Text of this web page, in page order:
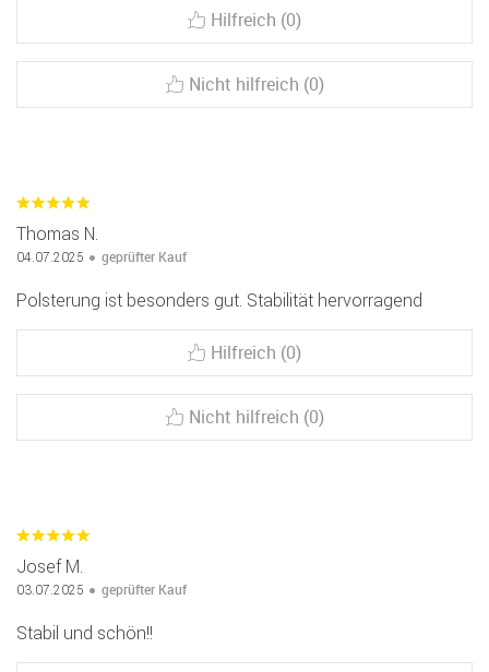
Hilfreich (0)
Nicht hilfreich (0)
Thomas N.
04.07.2025 geprüfter Kauf
Polsterung ist besonders gut. Stabilität hervorragend
Hilfreich (0)
Nicht hilfreich (0)
Josef M.
03.07.2025 geprüfter Kauf
Stabil und schön!!